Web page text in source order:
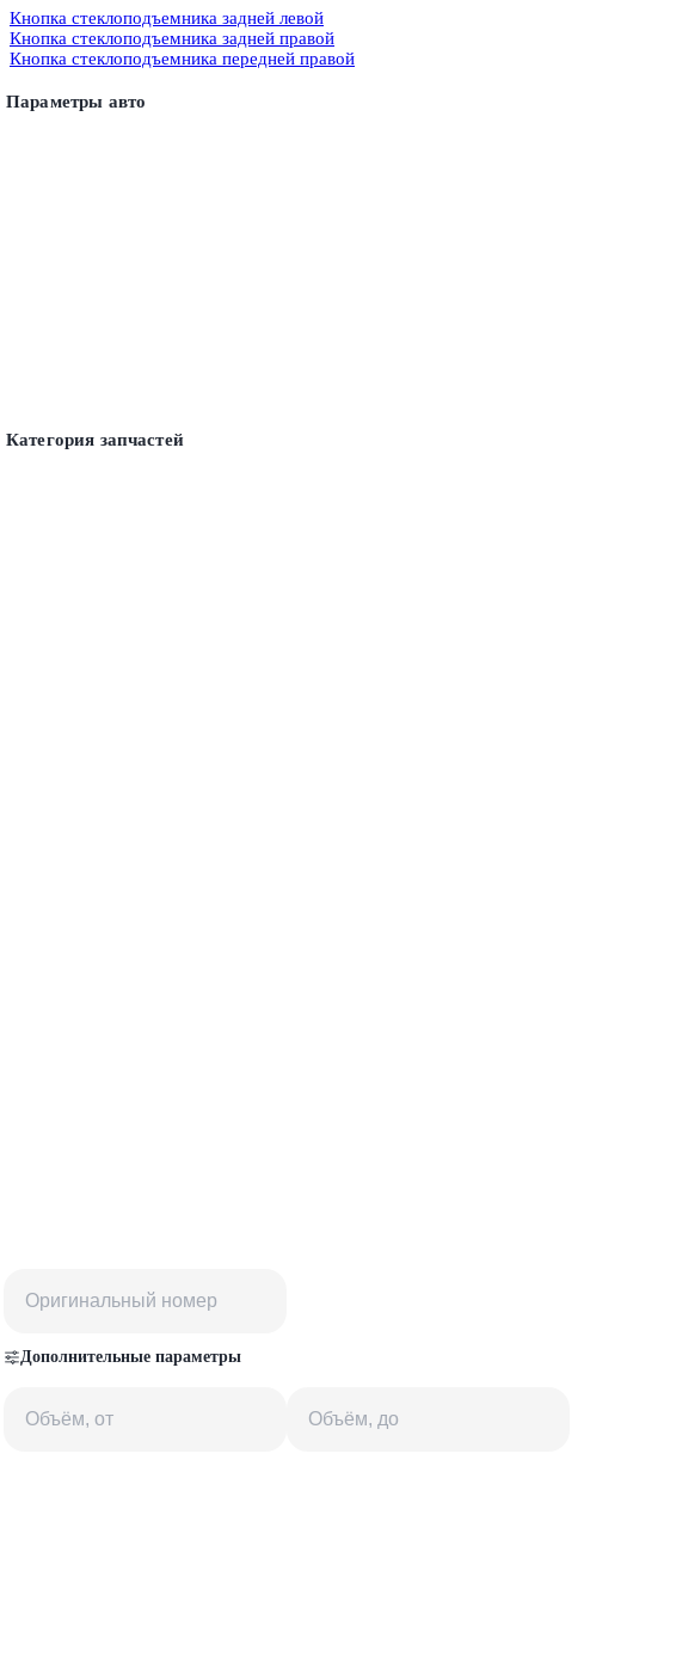
Кнопка стеклоподъемника задней левой
Кнопка стеклоподъемника задней правой
Кнопка стеклоподъемника передней правой
Параметры авто
Категория запчастей
Дополнительные параметры